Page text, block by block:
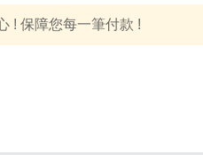
! 保障您每一筆付款 !